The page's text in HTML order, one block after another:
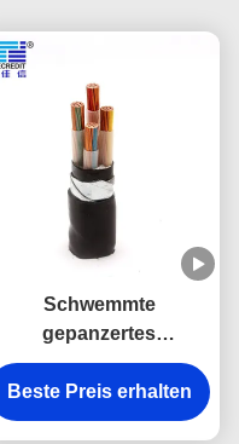
Schwemmte
gepanzertes
Niederspannung CU
des elektrischen Kabel-
YJV22 an
Beste Preis erhalten